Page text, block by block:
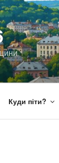
Куди піти?